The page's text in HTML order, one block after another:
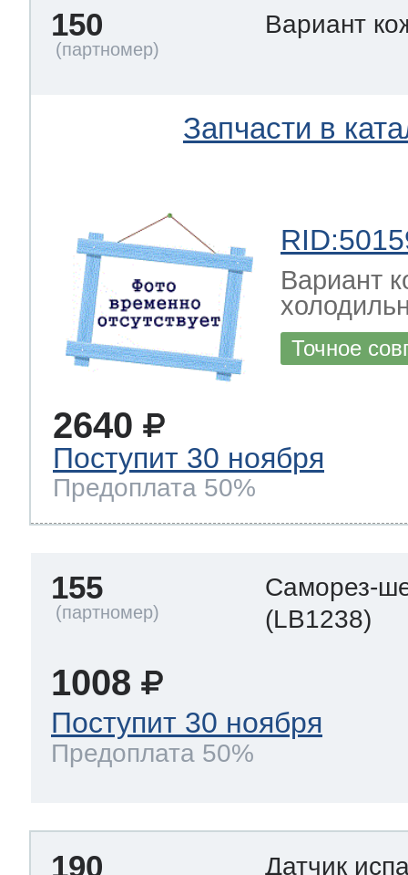
150 Вариант
Запчасти в
Вариант
Точное
2640
Поступит 30 ноября
Предоплата 50%
155
Саморез-
(LB1238)
1008
Поступит 30 ноября
Предоплата 50%
190 Датчик